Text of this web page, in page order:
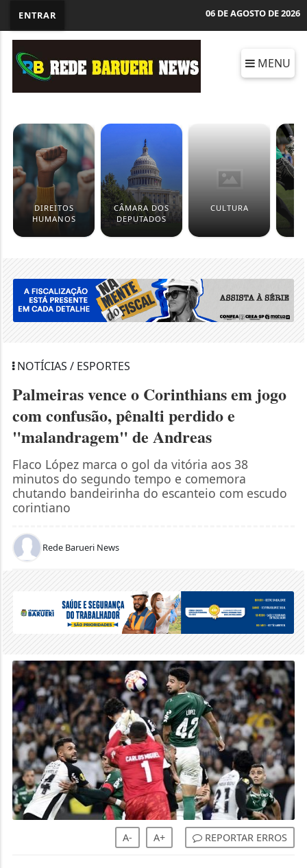
ENTRAR 06 DE AGOSTO DE 2026
MENU
DIREITOS
HUMANOS
CÂMARA DOS
DEPUTADOS
CULTURA
NOTÍCIAS / ESPORTES
Palmeiras vence o Corinthians em jogo
com confusão, pênalti perdido e
"malandragem" de Andreas
Flaco López marca o gol da vitória aos 38
minutos do segundo tempo e comemora
chutando bandeirinha do escanteio com escudo
corintiano
Rede Barueri News
A- A+ REPORTAR ERROS